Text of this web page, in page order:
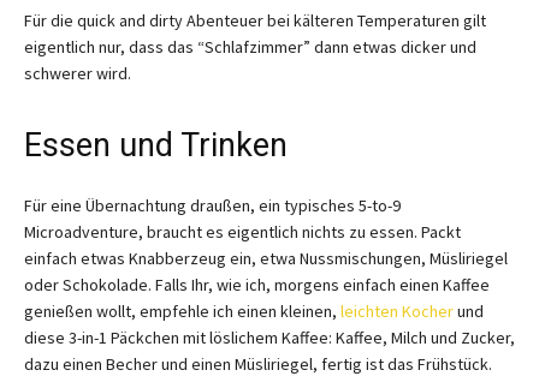
Für die quick and dirty Abenteuer bei kälteren Temperaturen gilt
eigentlich nur, dass das “Schlafzimmer” dann etwas dicker und
schwerer wird.
Essen und Trinken
Für eine Übernachtung draußen, ein typisches 5-to-9
Microadventure, braucht es eigentlich nichts zu essen. Packt
einfach etwas Knabberzeug ein, etwa Nussmischungen, Müsliriegel
oder Schokolade. Falls Ihr, wie ich, morgens einfach einen Kaffee
genießen wollt, empfehle ich einen kleinen, leichten Kocherund
diese 3-in-1 Päckchen mit löslichem Kaffee: Kaffee, Milch und Zucker,
dazu einen Becher und einen Müsliriegel, fertig ist das Frühstück.